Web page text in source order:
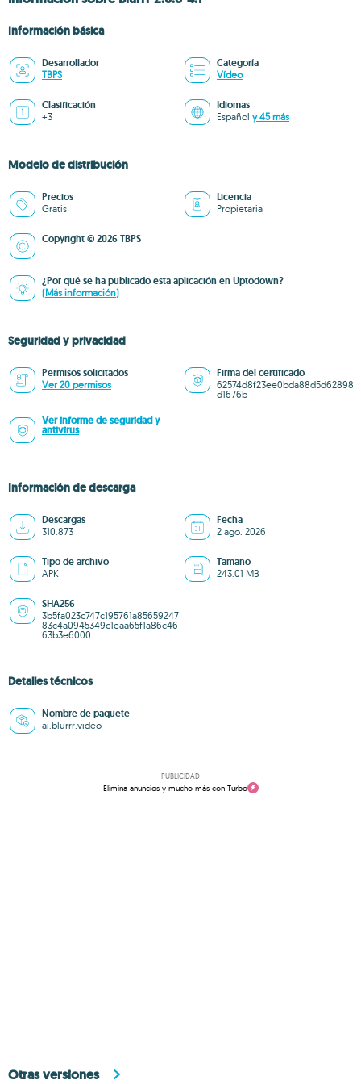
Información básica
Desarrollador
TBPS
Categoría
Vídeo
Clasificación
+3
Idiomas
Español y 45 más
Modelo de distribución
Precios
Gratis
Licencia
Propietaria
Copyright © 2026 TBPS
¿Por qué se ha publicado esta aplicación en Uptodown?
(Más información)
Seguridad y privacidad
Permisos solicitados
Ver 20 permisos
Firma del certificado
62574d8f23ee0bda88d5d62898
d1676b
Ver informe de seguridad y
antivirus
Información de descarga
Descargas
310.873
Fecha
2 ago. 2026
Tipo de archivo
APK
Tamaño
243.01 MB
SHA256
3b5fa023c747c195761a85659247
83c4a0945349c1eaa65f1a86c46
63b3e6000
Detalles técnicos
Nombre de paquete
ai.blurrr.video
PUBLICIDAD
Elimina anuncios y mucho más con Turbo
Otras versiones